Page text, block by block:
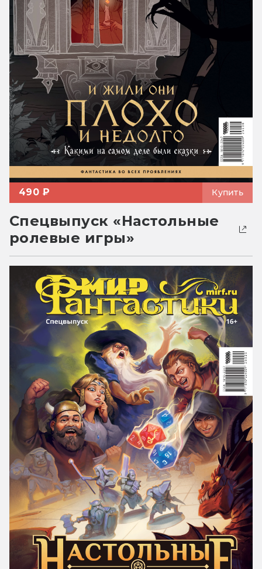
490 ₽ Купить
Спецвыпуск «Настольные
ролевые игры»